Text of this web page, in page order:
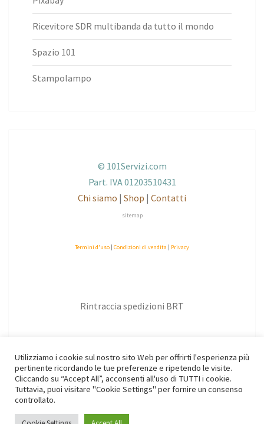
Ricevitore SDR multibanda da tutto il mondo
Spazio 101
Stampolampo
© 101Servizi.com
Part. IVA 01203510431
Chi siamo | Shop | Contatti
sitemap
Termini d'uso | Condizioni di vendita | Privacy
Rintraccia spedizioni BRT
Utilizziamo i cookie sul nostro sito Web per offrirti l'esperienza più
pertinente ricordando le tue preferenze e ripetendo le visite.
Cliccando su “Accept All”, acconsenti all'uso di TUTTI i cookie.
Tuttavia, puoi visitare "Cookie Settings" per fornire un consenso
controllato.